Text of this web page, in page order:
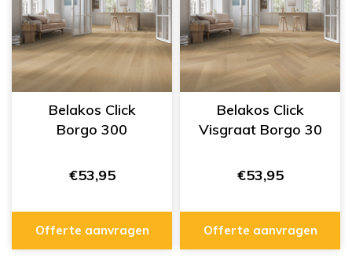
Belakos Click
Borgo 300
€53,95
Offerte aanvragen
Belakos Click
Visgraat Borgo 30
€53,95
Offerte aanvragen